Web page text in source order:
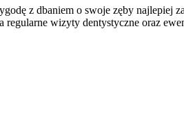
z dbaniem o swoje zęby najlepiej
regularne wizyty dentystyczne oraz